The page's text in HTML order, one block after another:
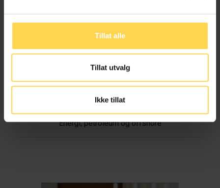
Tillat alle
Tillat utvalg
Ikke tillat
Energi, petroleum og offshore